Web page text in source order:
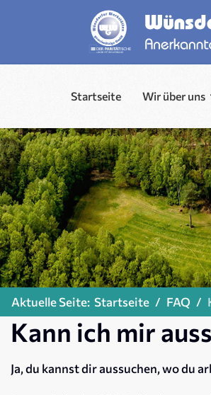
Startseite Wir über uns
Aktuelle Seite: Startseite FAQ
Kann ich mir
Ja, du kannst dir aussuchen, wo du